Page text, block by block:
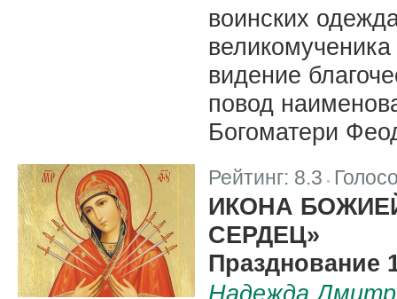
воинских
видение
повод
Богоматери
Рейтинг: 8.3 |
ИКОНА
СЕРДЕЦ»
Празднование